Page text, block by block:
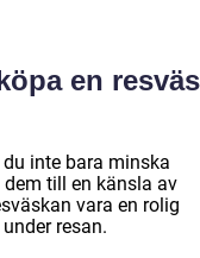
en
inte bara minska
till en känsla av
vara en rolig
resan.